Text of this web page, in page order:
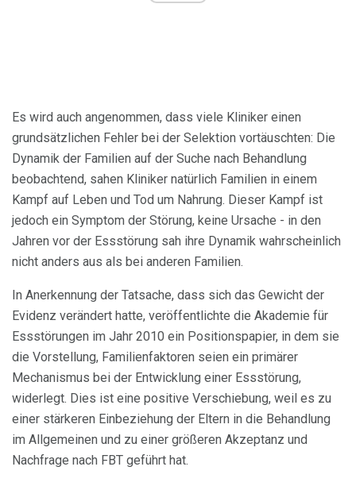
Es wird auch angenommen, dass viele Kliniker einen
grundsätzlichen Fehler bei der Selektion vortäuschten: Die
Dynamik der Familien auf der Suche nach Behandlung
beobachtend, sahen Kliniker natürlich Familien in einem
Kampf auf Leben und Tod um Nahrung. Dieser Kampf ist
jedoch ein Symptom der Störung, keine Ursache - in den
Jahren vor der Essstörung sah ihre Dynamik wahrscheinlich
nicht anders aus als bei anderen Familien.
In Anerkennung der Tatsache, dass sich das Gewicht der
Evidenz verändert hatte, veröffentlichte die Akademie für
Essstörungen im Jahr 2010 ein Positionspapier, in dem sie
die Vorstellung, Familienfaktoren seien ein primärer
Mechanismus bei der Entwicklung einer Essstörung,
widerlegt. Dies ist eine positive Verschiebung, weil es zu
einer stärkeren Einbeziehung der Eltern in die Behandlung
im Allgemeinen und zu einer größeren Akzeptanz und
Nachfrage nach FBT geführt hat.